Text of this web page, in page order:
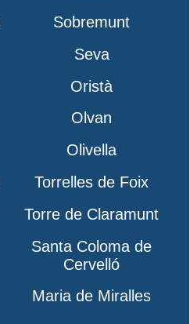
Sobremunt
Seva
Oristà
Olvan
Olivella
Torrelles de Foix
Torre de Claramunt
Santa Coloma de
Cervelló
Maria de Miralles